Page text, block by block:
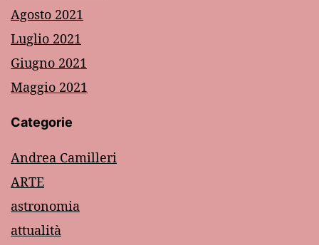
Agosto 2021
Luglio 2021
Giugno 2021
Maggio 2021
Categorie
Andrea Camilleri
ARTE
astronomia
attualità